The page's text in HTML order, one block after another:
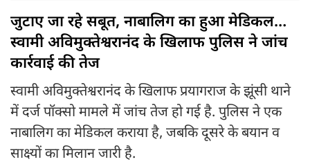
जुटाए जा रहे सबूत, नाबालिग का हुआ मेडिकल…
स्वामी अविमुक्तेश्वरानंद के खिलाफ पुलिस ने जांच
कार्रवाई की तेज
स्वामी अविमुक्तेश्वरानंद के खिलाफ प्रयागराज के झूंसी थाने
में दर्ज पॉक्सो मामले में जांच तेज हो गई है. पुलिस ने एक
नाबालिग का मेडिकल कराया है, जबकि दूसरे के बयान व
साक्ष्यों का मिलान जारी है.